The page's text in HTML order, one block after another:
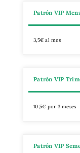
Patrón VIP
3,5€ al mes
Patrón VIP
10,5€ por 3 meses
Patrón VIP